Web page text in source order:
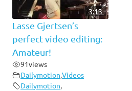
3:13
Lasse Gjertsen’s
perfect video editing:
Amateur!
91views
Dailymotion,Videos
Dailymotion,